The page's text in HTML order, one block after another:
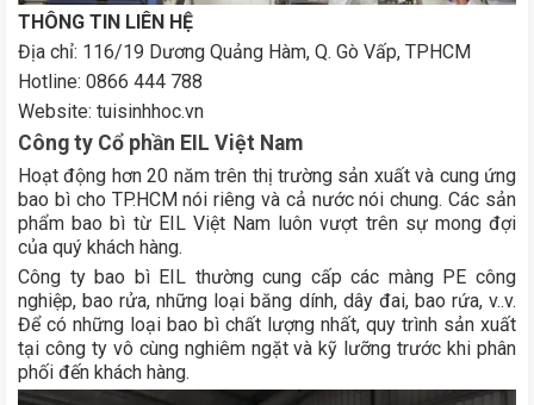
THÔNG TIN LIÊN HỆ
Địa chỉ: 116/19 Dương Quảng Hàm, Q. Gò Vấp, TPHCM
Hotline: 0866 444 788
Website: tuisinhhoc.vn
Công ty Cổ phần EIL Việt Nam
Hoạt động hơn 20 năm trên thị trường sản xuất và cung ứng
bao bì cho TP.HCM nói riêng và cả nước nói chung. Các sản
phẩm bao bì từ EIL Việt Nam luôn vượt trên sự mong đợi
của quý khách hàng.
Công ty bao bì EIL thường cung cấp các màng PE công
nghiệp, bao rửa, những loại băng dính, dây đai, bao rứa, v..v.
Để có những loại bao bì chất lượng nhất, quy trình sản xuất
tại công ty vô cùng nghiêm ngặt và kỹ lưỡng trước khi phân
phối đến khách hàng.